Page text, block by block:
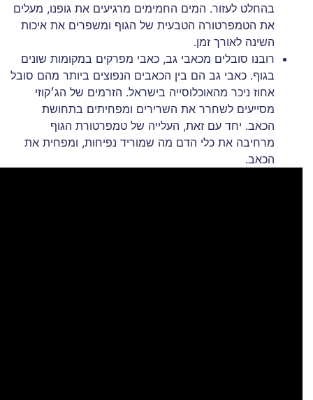
בהחלט לעזור. המים החמימים מרגיעים את גופנו, מעלים
את הטמפרטורה הטבעית של הגוף ומשפרים את איכות
השינה לאורך זמן.
רובנו סובלים מכאבי גב, כאבי מפרקים במקומות שונים
בגוף. כאבי גב הם בין הכאבים הנפוצים ביותר מהם סובל
אחוז ניכר מהאוכלוסייה בישראל. הזרמים של הג׳קוזי
מסייעים לשחרר את השרירים ומפחיתים בתחושת
הכאב. יחד עם זאת, העלייה של טמפרטורת הגוף
מרחיבה את כלי הדם מה שמוריד נפיחות, ומפחית את
הכאב.